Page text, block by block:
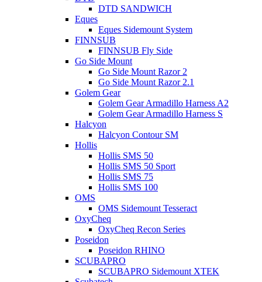
DTD SANDWICH
Eques
Eques Sidemount System
FINNSUB
FINNSUB Fly Side
Go Side Mount
Go Side Mount Razor 2
Go Side Mount Razor 2.1
Golem Gear
Golem Gear Armadillo Harness A2
Golem Gear Armadillo Harness S
Halcyon
Halcyon Contour SM
Hollis
Hollis SMS 50
Hollis SMS 50 Sport
Hollis SMS 75
Hollis SMS 100
OMS
OMS Sidemount Tesseract
OxyCheq
OxyCheq Recon Series
Poseidon
Poseidon RHINO
SCUBAPRO
SCUBAPRO Sidemount XTEK